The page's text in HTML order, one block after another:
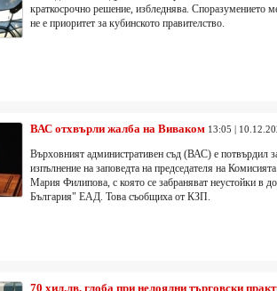
краткосрочно решение, избледнява. Споразумението
не е приоритет за кубинското правителство.
ВАС отхвърли жалба на Виваком 13:05 |
Върховният административен съд (ВАС) е потвърдил
изпълнение на заповедта на председателя на
Мария Филипова, с която се забраняват неустойки в
България" ЕАД. Това съобщиха от КЗП.
70 хил.лв. глоба при нелоялни търговски